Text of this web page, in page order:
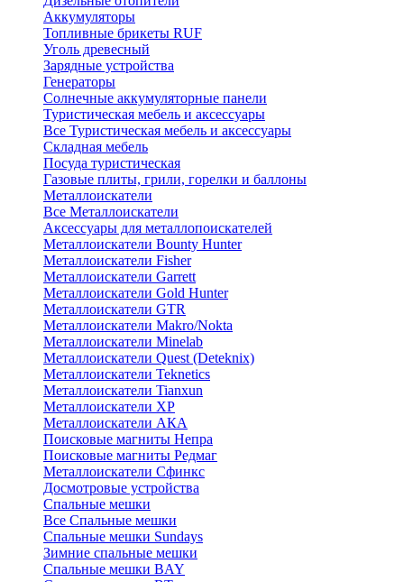
Аккумуляторы
Топливные брикеты RUF
Уголь древесный
Зарядные устройства
Генераторы
Солнечные аккумуляторные панели
Туристическая мебель и аксессуары
Все Туристическая мебель и аксессуары
Складная мебель
Посуда туристическая
Газовые плиты, грили, горелки и баллоны
Металлоискатели
Все Металлоискатели
Аксессуары для металлопоискателей
Металлоискатели Bounty Hunter
Металлоискатели Fisher
Металлоискатели Garrett
Металлоискатели Gold Hunter
Металлоискатели GTR
Металлоискатели Makro/Nokta
Металлоискатели Minelab
Металлоискатели Quest (Deteknix)
Металлоискатели Teknetics
Металлоискатели Tianxun
Металлоискатели XP
Металлоискатели АКА
Поисковые магниты Непра
Поисковые магниты Редмаг
Металлоискатели Сфинкс
Досмотровые устройства
Спальные мешки
Все Спальные мешки
Спальные мешки Sundays
Зимние спальные мешки
Спальные мешки BAY